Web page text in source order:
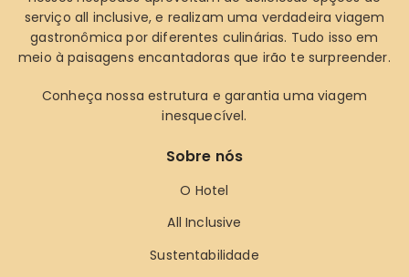
serviço all inclusive, e realizam uma verdadeira viagem
gastronômica por diferentes culinárias. Tudo isso em
meio à paisagens encantadoras que irão te surpreender.
Conheça nossa estrutura e garantia uma viagem
inesquecível.
Sobre nós
O Hotel
All Inclusive
Sustentabilidade